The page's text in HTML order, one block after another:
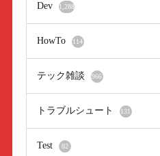
Dev 1,288
HowTo 114
テック雑談 966
トラブルシュート 131
Test 82